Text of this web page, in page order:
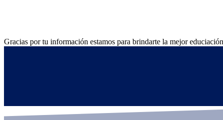
Gracias por tu información estamos para brindarte la mejor educiación